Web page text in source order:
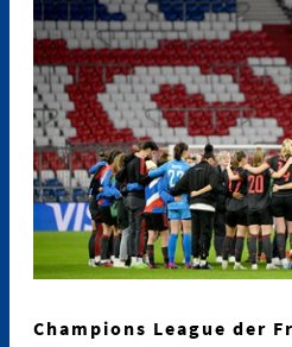
Champions League der